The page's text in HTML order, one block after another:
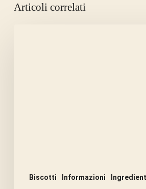
Articoli correlati
Biscotti Informazioni